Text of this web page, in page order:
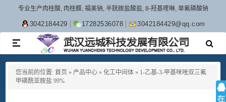
专业生产肉桂酸, 肉桂醛, 福美钠, 半胱胺盐酸盐, 8-羟基喹啉, 单氟磷酸钠
3042184429 17282536078 3042184429@qq.com
TOGGLE
NAVIGATION
您当前的位置: 首页 » 产品中心 » 化工中间体 » 1-乙基-3-甲基咪唑双三氟
甲磺酰亚胺盐 99%